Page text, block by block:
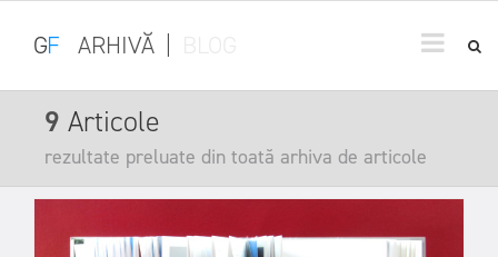
GF ARHIVĂ
9 Articole
rezultate preluate din toată arhiva de articole